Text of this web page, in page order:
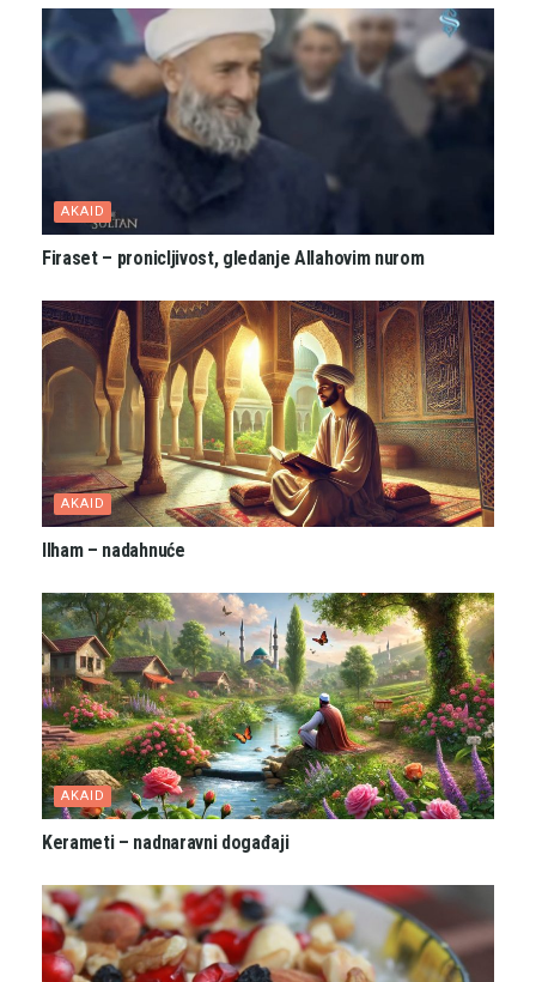
AKAID
Firaset – pronicljivost, gledanje Allahovim nurom
AKAID
Ilham – nadahnuće
AKAID
Kerameti – nadnaravni događaji